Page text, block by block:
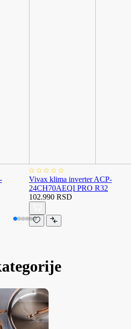
Vivax klima inverter ACP-
24CH70AEQI PRO R32
102.990 RSD